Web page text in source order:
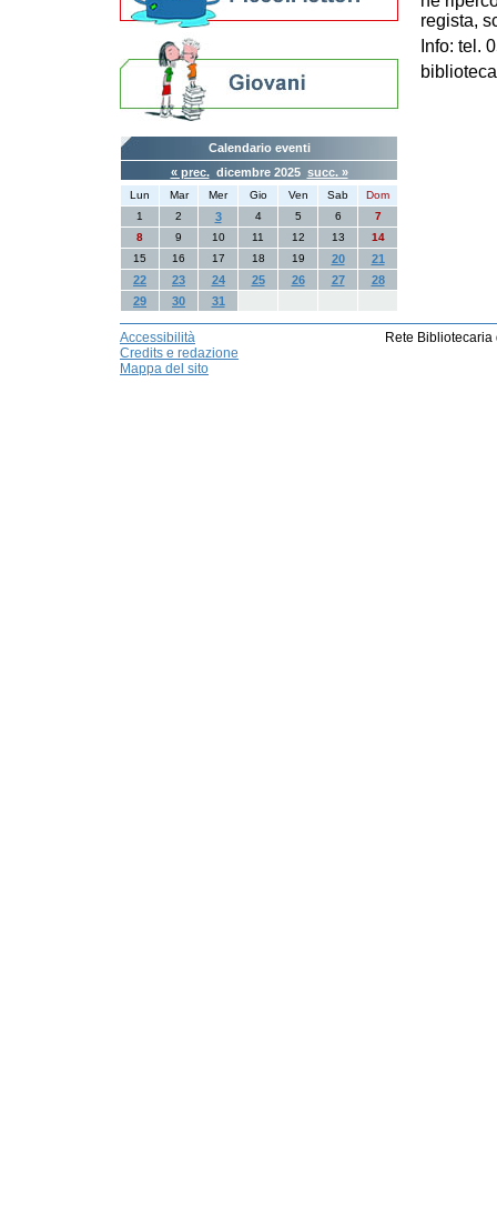
regista,
Info: tel.
Calendario eventi
« prec.dicembre 2025 succ. »
Lun Mar Mer Gio Ven Sab
Dom
1
2 3 4 5 6
7
8
9 10 11 12 13
14
15
16 17 18 19 20
21
22
23 24 25 26 27
28
29
30 31
Accessibilità
Credits e redazione
Mappa del sito
Rete